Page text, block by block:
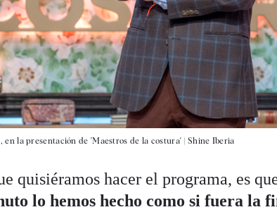
en la presentación de 'Maestros de la costura' | Shine Iberia
quisiéramos hacer el programa, es
lo hemos hecho como si fuera la